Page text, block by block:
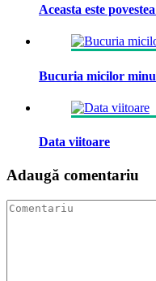
Aceasta este
Bucuria micilor
Data viitoare
Adaugă comentariu